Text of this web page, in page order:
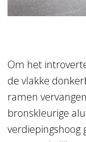
Om het
de vlakke
ramen
bronskleurige
verdiepingshoog